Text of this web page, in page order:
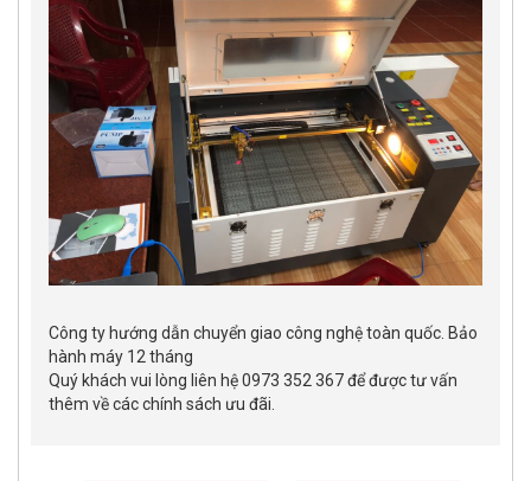
Công ty hướng dẫn chuyển giao công nghệ toàn quốc. Bảo
hành máy 12 tháng
Quý khách vui lòng liên hệ 0973 352 367 để được tư vấn
thêm về các chính sách ưu đãi.